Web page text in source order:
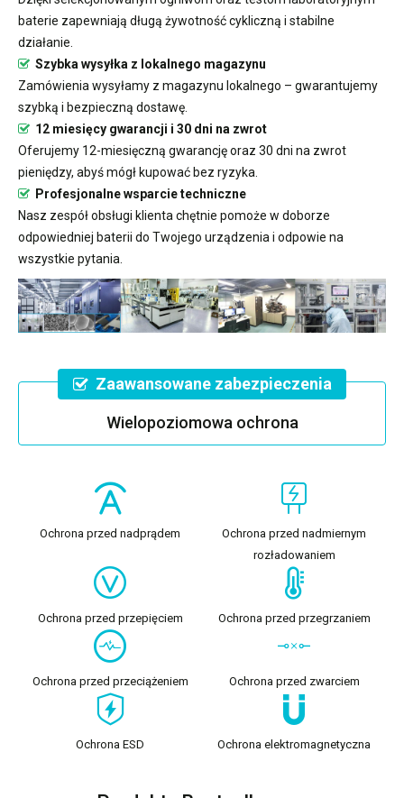
baterie zapewniają długą żywotność cykliczną i stabilne
działanie.
Szybka wysyłka z lokalnego magazynu
Zamówienia wysyłamy z magazynu lokalnego – gwarantujemy
szybką i bezpieczną dostawę.
12 miesięcy gwarancji i 30 dni na zwrot
Oferujemy 12-miesięczną gwarancję oraz 30 dni na zwrot
pieniędzy, abyś mógł kupować bez ryzyka.
Profesjonalne wsparcie techniczne
Nasz zespół obsługi klienta chętnie pomoże w doborze
odpowiedniej baterii do Twojego urządzenia i odpowie na
wszystkie pytania.
Zaawansowane zabezpieczenia
Wielopoziomowa ochrona
Ochrona przed nadprądem
Ochrona przed nadmiernym
rozładowaniem
Ochrona przed przepięciem Ochrona przed przegrzaniem
Ochrona przed przeciążeniem Ochrona przed zwarciem
Ochrona ESD Ochrona elektromagnetyczna